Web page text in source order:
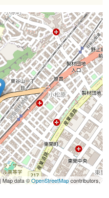
data ©OpenStreetMapcontributors,